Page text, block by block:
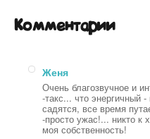
Комментарии
Женя
Очень благозвучное и
-такс... что энергичный
садятся, все время
-просто ужас!... никто к
моя собственность!